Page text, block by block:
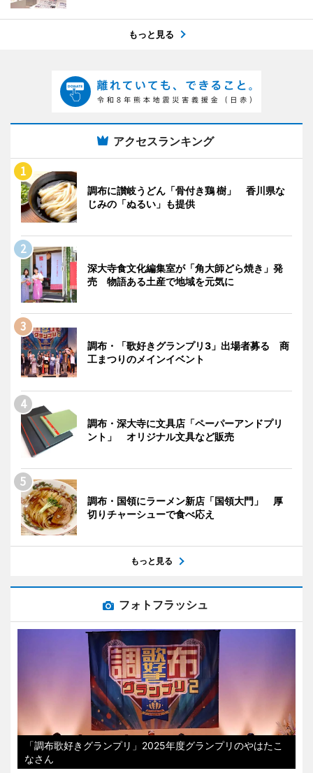
もっと見る
アクセスランキング
調布に讃岐うどん「骨付き鶏 樹」 香川県な
じみの「ぬるい」も提供
深大寺食文化編集室が「角大師どら焼き」発
売 物語ある土産で地域を元気に
調布・「歌好きグランプリ3」出場者募る 商
工まつりのメインイベント
調布・深大寺に文具店「ペーパーアンドプリ
ント」 オリジナル文具など販売
調布・国領にラーメン新店「国領大門」 厚
切りチャーシューで食べ応え
もっと見る
フォトフラッシュ
「調布歌好きグランプリ」2025年度グランプリのやはたこ
なさん